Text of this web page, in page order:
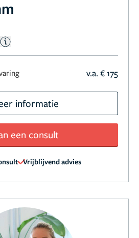
v.a. € 175
informatie
een consult
Vrijblijvend advies